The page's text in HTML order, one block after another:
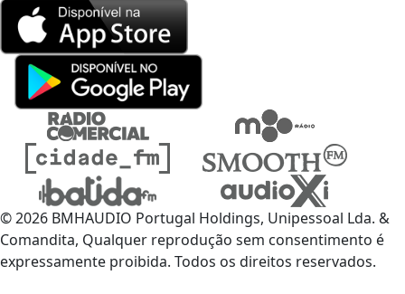
© 2026 BMHAUDIO Portugal Holdings, Unipessoal Lda. &
Comandita, Qualquer reprodução sem consentimento é
expressamente proibida. Todos os direitos reservados.